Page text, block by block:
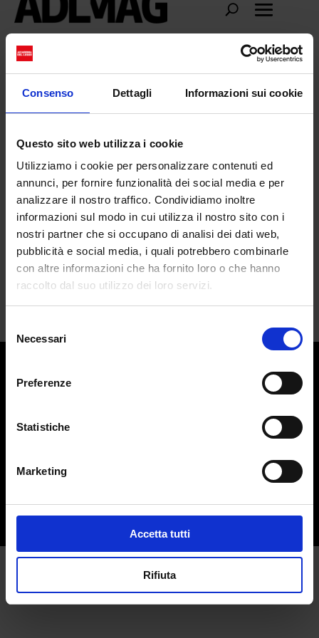
Consenso Dettagli Informazioni sui cookie
Questo sito web utilizza i cookie
Utilizziamo i cookie per personalizzare contenuti ed
annunci, per fornire funzionalità dei social media e per
analizzare il nostro traffico. Condividiamo inoltre
informazioni sul modo in cui utilizza il nostro sito con i
nostri partner che si occupano di analisi dei dati web,
pubblicità e social media, i quali potrebbero combinarle
con altre informazioni che ha fornito loro o che hanno
raccolto dal suo utilizzo dei loro servizi.
delNecessari
Preferenze
Statistiche
Marketing
Accetta tutti
Rifiuta
Giovani rivoluzionari: l’insoddisfazione
da Emma Sabatini| Ago 27, 2025 | CULTURE
Boicottando i sistemi tradizionali, rifiutando
i...
Logo ADLMag è stato realizzato dall’ Art Director Patrizio
Testata giornalistica online registrata il 13 Settembre 2023
Privacy Policy